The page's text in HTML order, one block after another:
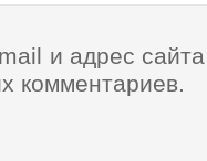
и адрес
комментариев.